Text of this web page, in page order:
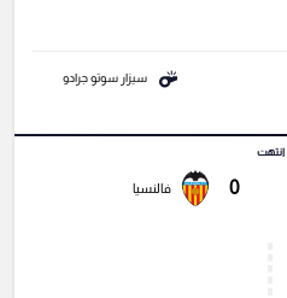
سيزار سوتو جرادو
انتهت
0 فالنسيا